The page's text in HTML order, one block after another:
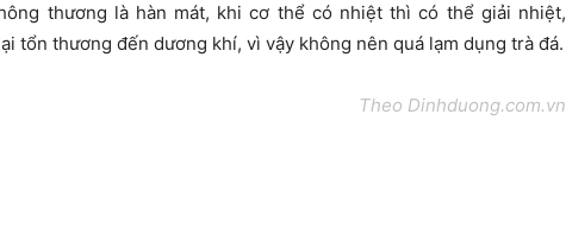
thương là hàn mát, khi cơ thể có nhiệt thì có thể giải nhiệt,
tổn thương đến dương khí, vì vậy không nên quá lạm dụng trà đá.
Theo Dinhduong.com.vn